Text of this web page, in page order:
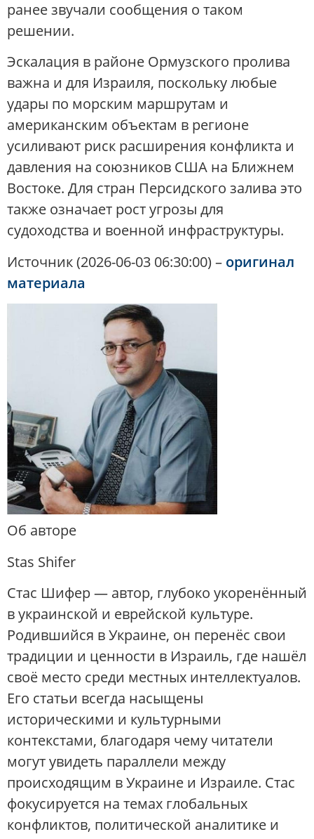
ранее звучали сообщения о таком
решении.
Эскалация в районе Ормузского пролива
важна и для Израиля, поскольку любые
удары по морским маршрутам и
американским объектам в регионе
усиливают риск расширения конфликта и
давления на союзников США на Ближнем
Востоке. Для стран Персидского залива это
также означает рост угрозы для
судоходства и военной инфраструктуры.
Источник (2026-06-03 06:30:00) – оригинал
материала
Об авторе
Stas Shifer
Стас Шифер — автор, глубоко укоренённый
в украинской и еврейской культуре.
Родившийся в Украине, он перенёс свои
традиции и ценности в Израиль, где нашёл
своё место среди местных интеллектуалов.
Его статьи всегда насыщены
историческими и культурными
контекстами, благодаря чему читатели
могут увидеть параллели между
происходящим в Украине и Израиле. Стас
фокусируется на темах глобальных
конфликтов, политической аналитике и